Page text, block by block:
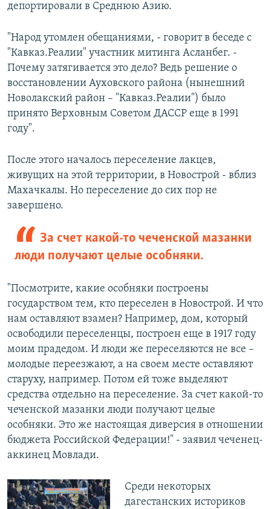
депортировали в Среднюю Азию.
"Народ утомлен обещаниями, - говорит в беседе с
"Кавказ.Реалии" участник митинга Асланбег. -
Почему затягивается это дело? Ведь решение о
восстановлении Ауховского района (нынешний
Новолакский район – "Кавказ.Реалии") было
принято Верховным Советом ДАССР еще в 1991
году".
После этого началось переселение лакцев,
живущих на этой территории, в Новострой - вблиз
Махачкалы. Но переселение до сих пор не
завершено.
За счет какой-то чеченской мазанки
люди получают целые особняки.
"Посмотрите, какие особняки построены
государством тем, кто переселен в Новострой. И что
нам оставляют взамен? Например, дом, который
освободили переселенцы, построен еще в 1917 году
моим прадедом. И люди же переселяются не все –
молодые переезжают, а на своем месте оставляют
старуху, например. Потом ей тоже выделяют
средства отдельно на переселение. За счет какой-то
чеченской мазанки люди получают целые
особняки. Это же настоящая диверсия в отношении
бюджета Российской Федерации!" - заявил чеченец-
аккинец Мовлади.
Среди некоторых
дагестанских историков